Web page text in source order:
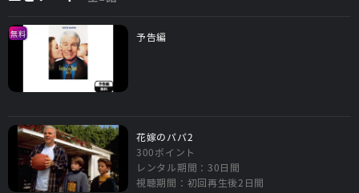
無料 予告編
花嫁のパパ2
300ポイント
レンタル期間：30日間
視聴期間：初回再生後2日間